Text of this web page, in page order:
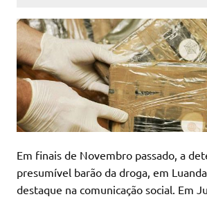
Em finais de Novembro passado, a
presumível barão da droga, em
destaque na comunicação social. Em